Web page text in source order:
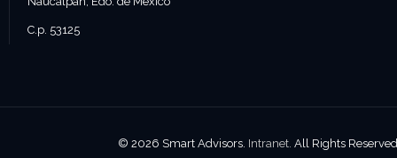
C.p. 53125
© 2026 Smart Advisors. Intranet. All Rights